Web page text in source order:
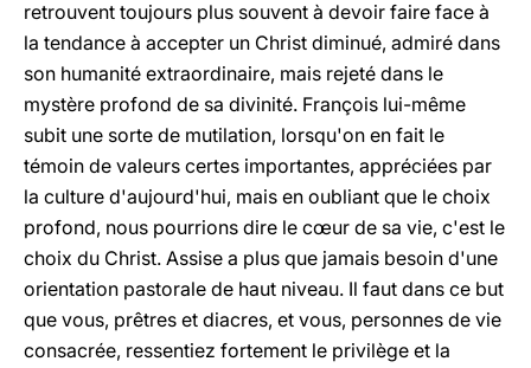
retrouvent toujours plus souvent à devoir faire face à
la tendance à accepter un Christ diminué, admiré dans
son humanité extraordinaire, mais rejeté dans le
mystère profond de sa divinité. François lui-même
subit une sorte de mutilation, lorsqu'on en fait le
témoin de valeurs certes importantes, appréciées par
la culture d'aujourd'hui, mais en oubliant que le choix
profond, nous pourrions dire le cœur de sa vie, c'est le
choix du Christ. Assise a plus que jamais besoin d'une
orientation pastorale de haut niveau. Il faut dans ce but
que vous, prêtres et diacres, et vous, personnes de vie
consacrée, ressentiez fortement le privilège et la